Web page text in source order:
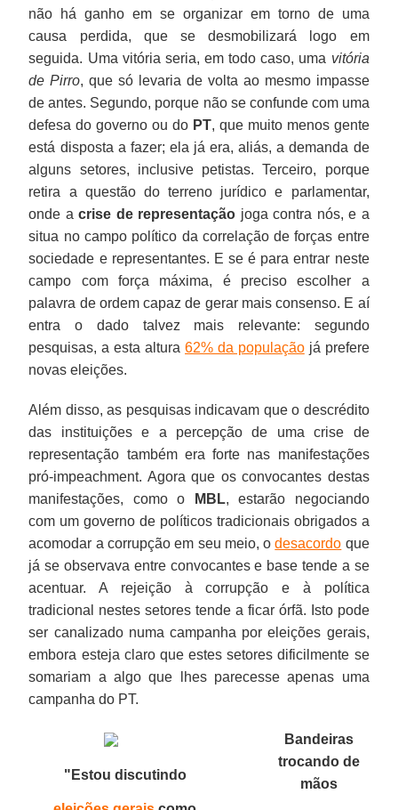
não há ganho em se organizar em torno de uma
causa perdida, que se desmobilizará logo em
seguida. Uma vitória seria, em todo caso, uma vitória
de Pirro, que só levaria de volta ao mesmo impasse
de antes. Segundo, porque não se confunde com uma
defesa do governo ou do PT, que muito menos gente
está disposta a fazer; ela já era, aliás, a demanda de
alguns setores, inclusive petistas. Terceiro, porque
retira a questão do terreno jurídico e parlamentar,
onde acrise de representação joga contra nós, e a
situa no campo político da correlação de forças entre
sociedade e representantes. E se é para entrar neste
campo com força máxima, é preciso escolher a
palavra de ordem capaz de gerar mais consenso. E aí
entra o dado talvez mais relevante: segundo
pesquisas, a esta altura 62% da populaçãojá prefere
novas eleições.
Além disso, as pesquisas indicavam que o descrédito
das instituições e a percepção de uma crise de
representação também era forte nas manifestações
pró-impeachment. Agora que os convocantes destas
manifestações, como o
MBL, estarão negociando
com um governo de políticos tradicionais obrigados a
acomodar a corrupção em seu meio, odesacordo que
já se observava entre convocantes e base tende a se
acentuar. A rejeição à corrupção e à política
tradicional nestes setores tende a ficar órfã. Isto pode
ser canalizado numa campanha por eleições gerais,
embora esteja claro que estes setores dificilmente se
somariam a algo que lhes parecesse apenas uma
campanha do PT.
"Estou discutindo
Bandeiras
trocando de
mãos